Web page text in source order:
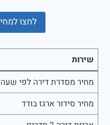
לחצו
שירות
מחיר מסדרת דירה לפי שעה
מחיר סידור ארגז בודד